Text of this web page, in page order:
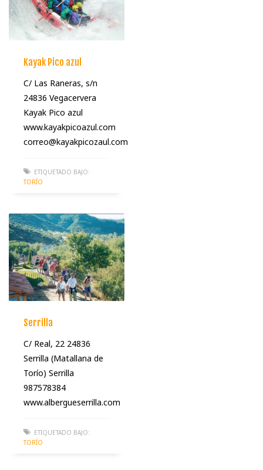
Kayak Pico azul
C/ Las Raneras, s/n
24836 Vegacervera
Kayak Pico azul
www.kayakpicoazul.com
correo@kayakpicozaul.com
ETIQUETADO BAJO:
TORÍO
Serrilla
C/ Real, 22 24836
Serrilla (Matallana de
Torío) Serrilla
987578384
www.albergueserrilla.com
ETIQUETADO BAJO:
TORÍO